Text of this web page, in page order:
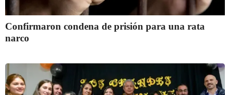
Confirmaron condena de prisión para una rata
narco